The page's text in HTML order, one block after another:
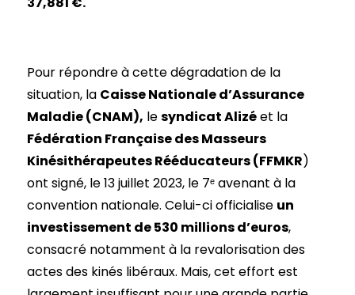
Pour répondre à cette dégradation de la
situation, la Caisse Nationale d’Assurance
Maladie (CNAM), lesyndicat Alizéet la
Fédération Française des Masseurs
Kinésithérapeutes Rééducateurs (FFMKR)
ont signé, le 13 juillet 2023, le 7ᵉ avenant à la
convention nationale. Celui-ci officialise un
investissement de 530 millions d’euros,
consacré notamment à la revalorisation des
actes des kinés libéraux. Mais, cet effort est